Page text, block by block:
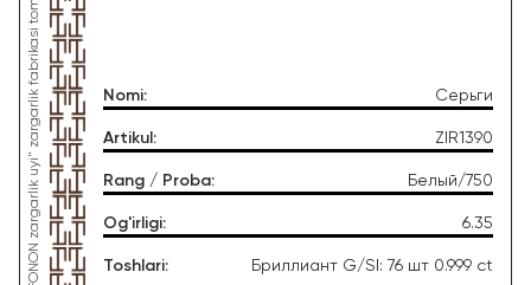
Nomi: Серьги
Artikul : ZIR1390
Rang / Proba: Белый/750
Og'irligi: 6.35
Toshlari: Бриллиант G/SI: 76 шт 0.999 ct